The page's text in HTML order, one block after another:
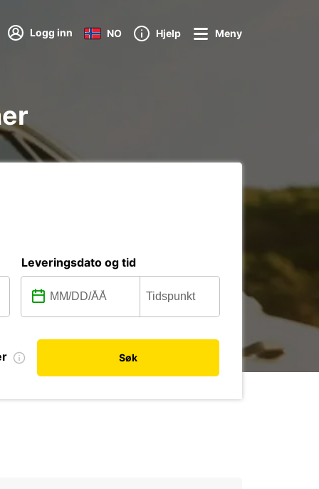
Logg inn NO Hjelp Meny
Leveringsdato og tid
Søk